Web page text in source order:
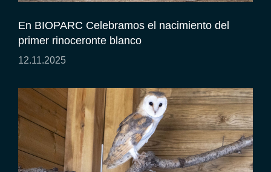
En BIOPARC Celebramos el nacimiento del
primer rinoceronte blanco
12.11.2025